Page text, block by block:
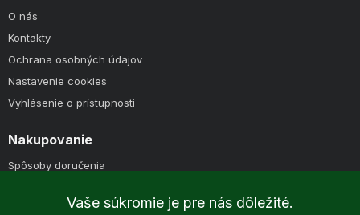
O nás
Kontakty
Ochrana osobných údajov
Nastavenie cookies
Vyhlásenie o prístupnosti
Nakupovanie
Spôsoby doručenia
Vaše súkromie je pre nás dôležité.